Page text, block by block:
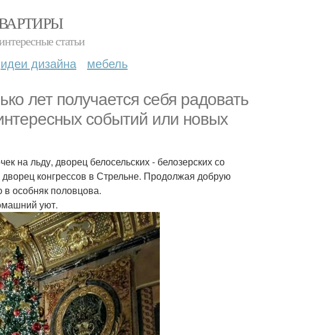
статьи
идеи дизайна мебель
лет получается себя радовать
событий или новых
на льду, дворец белосельских - белозерских со
конгрессов в Стрельне. Продолжая добрую
особняк половцова.
уют.